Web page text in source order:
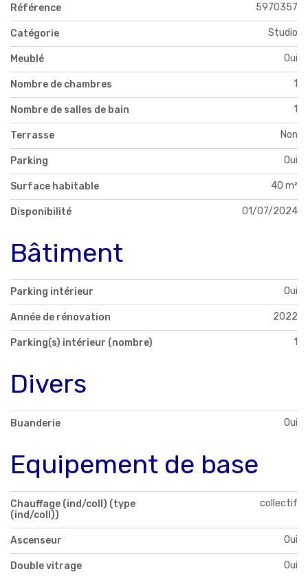
Référence 5970357
Catégorie Studio
Meublé Oui
Nombre de chambres 1
Nombre de salles de bain 1
Terrasse Non
Parking Oui
Surface habitable 40 m²
Disponibilité 01/07/2024
Bâtiment
Parking intérieur Oui
Année de rénovation 2022
Parking(s) intérieur (nombre) 1
Divers
Buanderie Oui
Equipement de base
Chauffage (ind/coll) (type
(ind/coll))
collectif
Ascenseur Oui
Double vitrage Oui